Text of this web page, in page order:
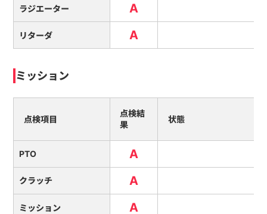
ラジエーター A
リターダ A
ミッション
点検項目
点検結
果
状態
PTO A
クラッチ A
ミッション A